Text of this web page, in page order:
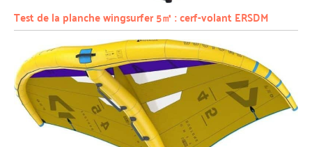
Test de la planche wingsurfer 5㎡ : cerf-volant ERSDM